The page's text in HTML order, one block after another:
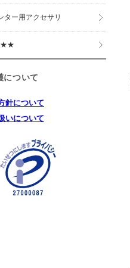
ター用アクセサリ
★★
について
針について
いについて